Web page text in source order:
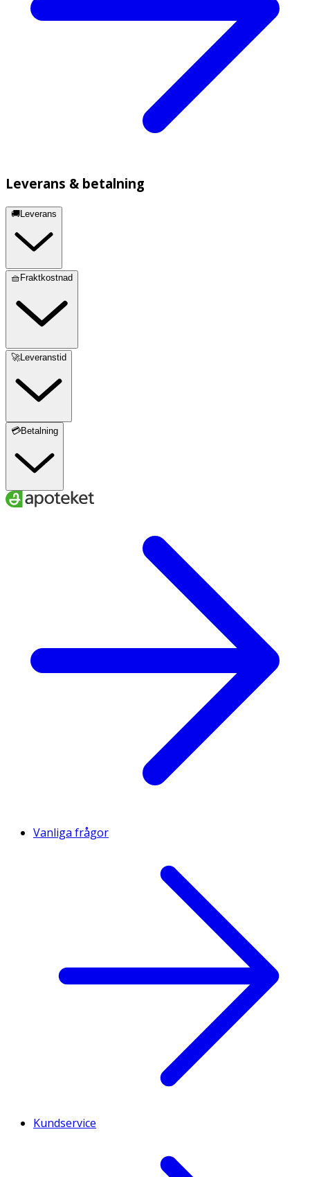
Leverans & betalning
🚚Leverans
🧺Fraktkostnad
🚀Leveranstid
💳Betalning
Vanliga frågor
Kundservice